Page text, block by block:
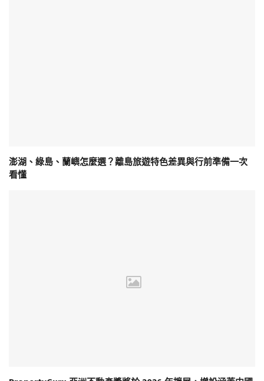
澎湖、綠島、蘭嶼怎麼選？離島旅遊特色差異與行前準備一次
看懂